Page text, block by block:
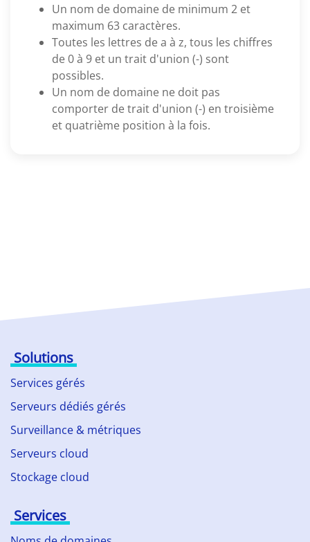
Un nom de domaine de minimum 2 et
maximum 63 caractères.
Toutes les lettres de a à z, tous les chiffres
de 0 à 9 et un trait d'union (-) sont
possibles.
Un nom de domaine ne doit pas
comporter de trait d'union (-) en troisième
et quatrième position à la fois.
Solutions
Services gérés
Serveurs dédiés gérés
Surveillance & métriques
Serveurs cloud
Stockage cloud
Services